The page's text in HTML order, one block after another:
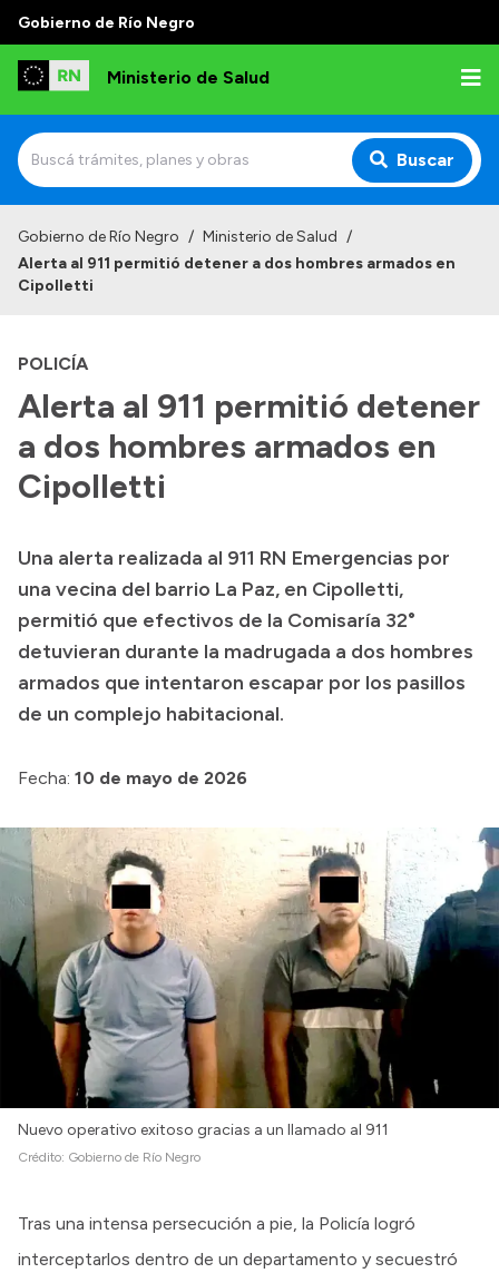
Gobierno de Río Negro
Ministerio de Salud
Buscar
Institucional
Autoridades
Consejos locales
Transparencia
Boletín Oficial
Compras y licitaciones
Consulta de expedientes
Consulta de pago a proveedores
Convocatorias
Gobierno de Río Negro / Ministerio de Salud /
Alerta al 911 permitió detener a dos hombres armados en
Cipolletti
POLICÍA
Alerta al 911 permitió detener
a dos hombres armados en
Cipolletti
Una alerta realizada al 911 RN Emergencias por
una vecina del barrio La Paz, en Cipolletti,
permitió que efectivos de la Comisaría 32°
detuvieran durante la madrugada a dos hombres
armados que intentaron escapar por los pasillos
de un complejo habitacional.
Fecha: 10 de mayo de 2026
Nuevo operativo exitoso gracias a un llamado al 911
Crédito: Gobierno de Río Negro
Tras una intensa persecución a pie, la Policía logró
interceptarlos dentro de un departamento y secuestró